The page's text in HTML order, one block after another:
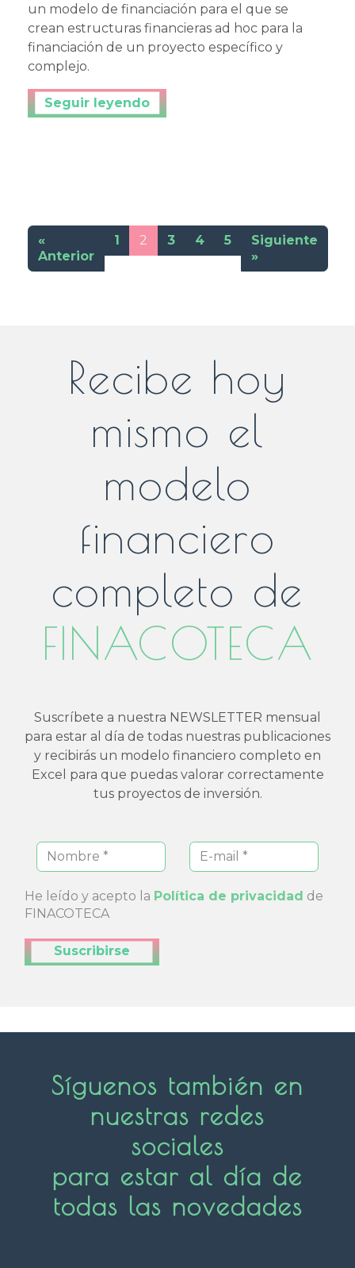
un modelo de financiación para el que se
crean estructuras financieras ad hoc para la
financiación de un proyecto específico y
complejo.
Continuar leyendo
«
Anterior
1 2 3 4 5
Siguiente
»
Recibe hoy
mismo el
modelo
financiero
completo de
FINACOTECA
Suscríbete a nuestra NEWSLETTER mensual
para estar al día de todas nuestras publicaciones
y recibirás un modelo financiero completo en
Excel para que puedas valorar correctamente
tus proyectos de inversión.
He leído y acepto la Política de privacidad de
FINACOTECA
Enviar Suscripción
Síguenos también en
nuestras redes
sociales
para estar al día de
todas las novedades